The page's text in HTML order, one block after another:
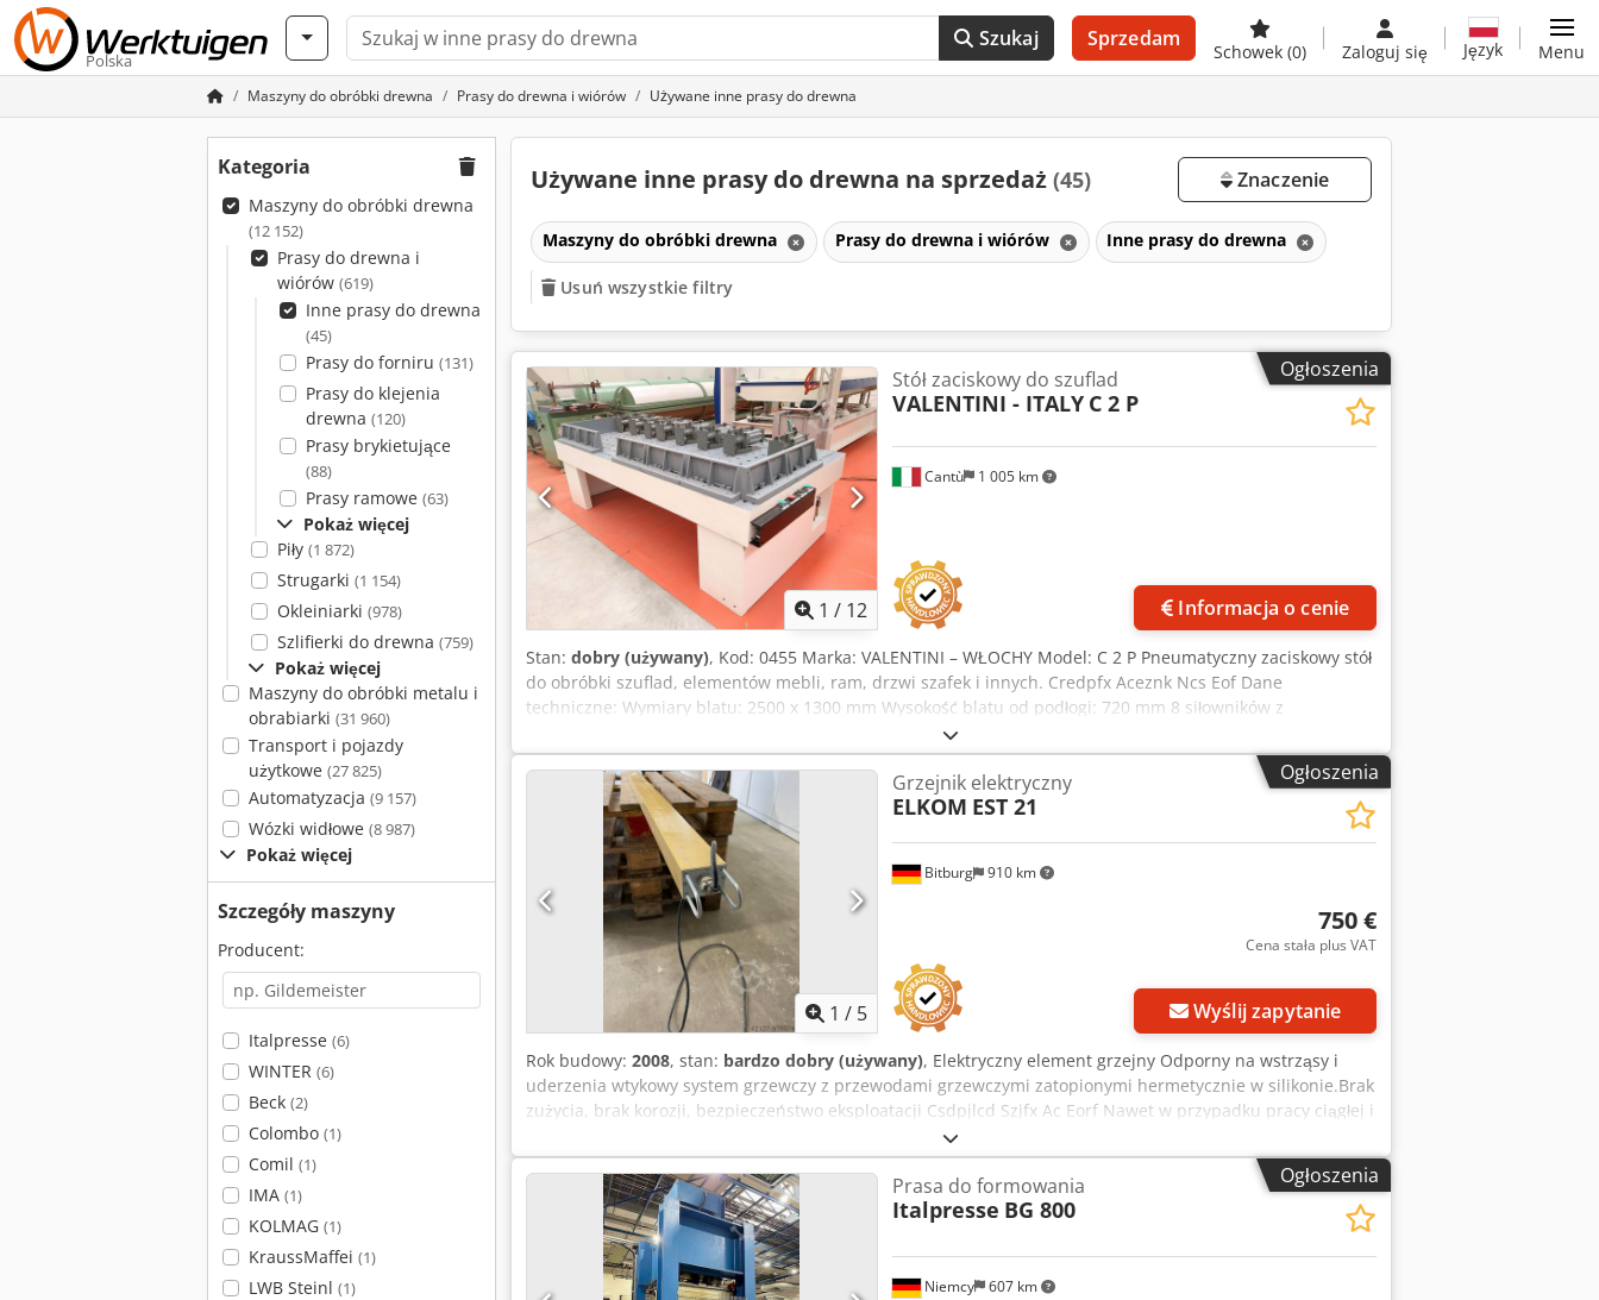
Polska
Szukaj Sprzedam
Schowek (0) Zaloguj się Język Menu
Maszyny do obróbki drewna Prasy do drewna i wiórów Używane inne prasy do drewna
Kategoria
Maszyny do obróbki drewna
(12 152)
Prasy do drewna i
wiórów (619)
Inne prasy do drewna
(45)
Prasy do forniru (131)
Prasy do klejenia
drewna (120)
Prasy brykietujące
(88)
Prasy ramowe (63)
Pokaż więcej
Piły (1 872)
Strugarki (1 154)
Okleiniarki (978)
Szlifierki do drewna (759)
Pokaż więcej
Maszyny do obróbki metalu i
obrabiarki (31 960)
Transport i pojazdy
użytkowe (27 825)
Automatyzacja (9 157)
Wózki widłowe (8 987)
Pokaż więcej
Szczegóły maszyny
Producent:
Italpresse (6)
WINTER (6)
Beck (2)
Colombo (1)
Comil (1)
IMA (1)
KOLMAG (1)
KraussMaffei (1)
LWB Steinl (1)
Używane inne prasy do drewna na sprzedaż (45) Znaczenie
Maszyny do obróbki drewna Prasy do drewna i wiórów Inne prasy do drewna
Usuń wszystkie filtry
Ogłoszenia
1 / 12
Cantù 1 005 km
Stół zaciskowy do szuflad
VALENTINI - ITALY C 2 P
Informacja o cenie
Stan: dobry (używany), Kod: 0455 Marka: VALENTINI – WŁOCHY Model: C 2 P Pneumatyczny zaciskowy stół
do obróbki szuflad, elementów mebli, ram, drzwi szafek i innych. Credpfx Aceznk Ncs Eof Dane
techniczne: Wymiary blatu: 2500 x 1300 mm Wysokość blatu od podłogi: 720 mm 8 siłowników z
regulowanym skokiem 9 podpór ograniczających Siła nacisku siłownika: 586–790 kg 2 panele sterowania
Ciśnienie robocze: 6/8 atm Wymiary całkowite (mm): 2600 x 1300 x 900 (wysokość) Waga: 1100 kg
Ogłoszenia
1 / 5
Bitburg 910 km
Grzejnik elektryczny
ELKOM EST 21
750 €
Cena stała plus VAT
Wyślij zapytanie
Rok budowy: 2008, stan: bardzo dobry (używany), Elektryczny element grzejny Odporny na wstrząsy i
uderzenia wtykowy system grzewczy z przewodami grzewczymi zatopionymi hermetycznie w silikonie.Brak
zużycia, brak korozji, bezpieczeństwo eksploatacji Csdpjlcd Szjfx Ac Eorf Nawet w przypadku pracy ciągłej i
narażenia na wstrząsy i wibracje. Ustawianie temperatury za pomocą zintegrowanego regulatora z
izolowanym pokrętłem. Kabel przemysłowy podłączony na stałe, brak podatnych na uszkodzenia połączeń
wtykowych. Specjalny profil aluminiowy o wysokiej wytrzymałości zapewniający dużą nośność i płaskie
powierzchnie dociskowe ze wszystkich stron. Standardowo anodowany na złoto, odporny na zadrapania i
ścieranie, łatwy do czyszczenia. Wielkość: Typ: EST 21 Długość: 2100 mm Podłączone obciążenie: 1100
Watt, 230 Volt Temperatura: 0 / 40 / 70 / 100 / 170 / 200 stopni Lokalizacja: ex stock 54634 Bitburg -
natychmiast dostępne -
Ogłoszenia
Niemcy 607 km
Prasa do formowania
Italpresse BG 800